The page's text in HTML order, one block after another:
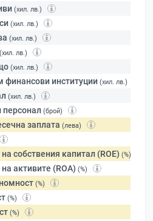
(хил. лв.)
(хил. лв.)
(хил. лв.)
(хил. лв.)
(хил. лв.)
институции (хил. лв.)
(хил. лв.)
персонал (брой)
заплата (лева)
собствения капитал (ROE) (%)
активите (ROA) (%)
(%)
(%)
(%)